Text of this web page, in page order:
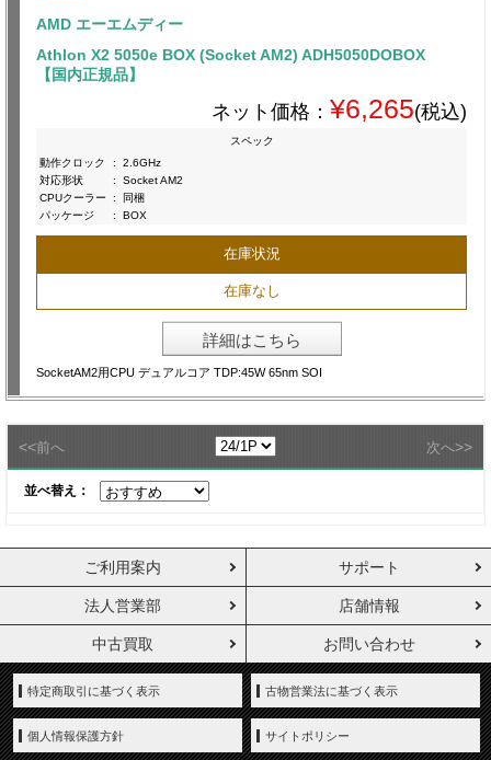
AMD エーエムディー
Athlon X2 5050e BOX (Socket AM2) ADH5050DOBOX
【国内正規品】
ネット価格： ¥6,265(税込)
スペック
動作クロック
:
2.6GHz
対応形状
:
Socket AM2
CPUクーラー
:
同梱
パッケージ
: BOX
在庫状況
在庫なし
詳細はこちら
SocketAM2用CPU デュアルコア TDP:45W 65nm SOI
<<前へ 次へ>>
並べ替え：
ご利用案内 サポート
法人営業部 店舗情報
中古買取 お問い合わせ
特定商取引に基づく表示 古物営業法に基づく表示
個人情報保護方針 サイトポリシー